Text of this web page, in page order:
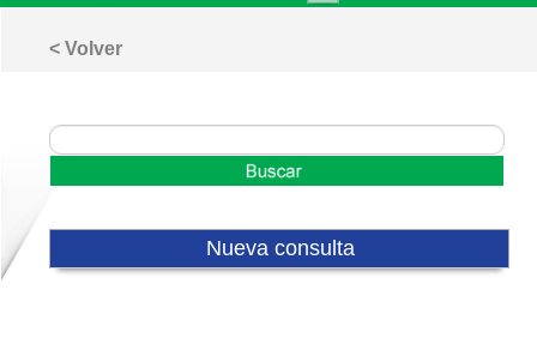
< Volver